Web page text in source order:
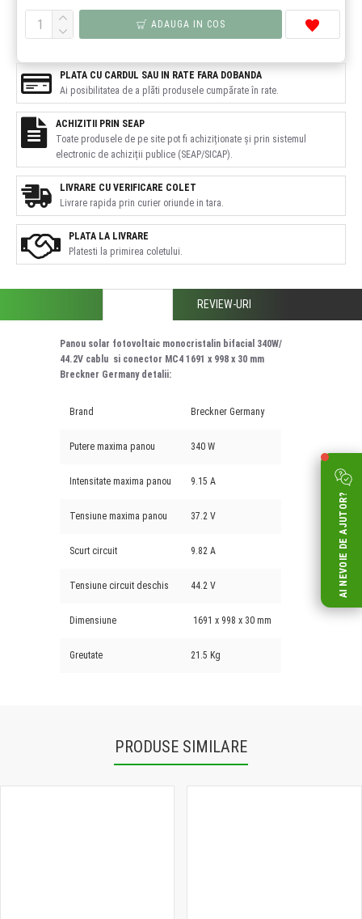
ADAUGA IN COS
PLATA LA LIVRARE
Platesti la primirea coletului.
LIVRARE CU VERIFICARE COLET
Livrare rapida prin curier oriunde in tara.
PLATA CU CARDUL SAU IN RATE FARA DOBANDA
Ai posibilitatea de a plăti produsele cumpărate în rate.
ACHIZITII PRIN SEAP
Toate produsele de pe site pot fi achiziționate și prin sistemul
electronic de achiziții publice (SEAP/SICAP).
REVIEW-URI
Panou solar fotovoltaic monocristalin bifacial 340W/
44.2V cablu si conector MC4 1691 x 998 x 30 mm
Breckner Germany detalii:
Brand Breckner Germany
Putere maxima panou 340 W
Intensitate maxima panou 9.15 A
Tensiune maxima panou 37.2 V
Scurt circuit 9.82 A
Tensiune circuit deschis 44.2 V
Dimensiune 1691 x 998 x 30 mm
Greutate 21.5 Kg
PRODUSE SIMILARE
AI NEVOIE DE AJUTOR?